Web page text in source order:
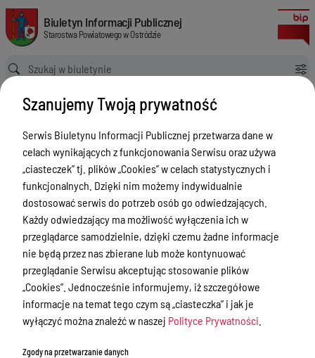
Starosta Ostródzki
Biuletyn Informacji Publicznej Starostwa Powiatowego w Ostródzie
Biuletyn Informacji Publicznej
Starostwa Powiatowego w Ostródzie
Ścieżka powrotu
Strona główna Informacja Starosta Ostródzki
Informacja
Menu Przedmiotowe
Starostwo Powiatowe
Poradnik Interesanta
Informacje o naborze
Zamówienia Publiczne
Tablica ogłoszeń
Dyżury Aptek w Powiecie Ostródzkim
Nieodpłatna Pomoc Prawna
Akty Prawne
Szanujemy Twoją prywatność
Serwis Biuletynu Informacji Publicznej przetwarza dane w
celach wynikających z funkcjonowania Serwisu oraz używa
„ciasteczek” tj. plików „Cookies” w celach statystycznych i
funkcjonalnych. Dzięki nim możemy indywidualnie
dostosować serwis do potrzeb osób go odwiedzających.
Każdy odwiedzający ma możliwość wyłączenia ich w
przeglądarce samodzielnie, dzięki czemu żadne informacje
nie będą przez nas zbierane lub może kontynuować
przeglądanie Serwisu akceptując stosowanie plików
„Cookies”. Jednocześnie informujemy, iż szczegółowe
informacje na temat tego czym są „ciasteczka” i jak je
wyłączyć można znaleźć w naszej Polityce Prywatności
Zgody na przetwarzanie danych